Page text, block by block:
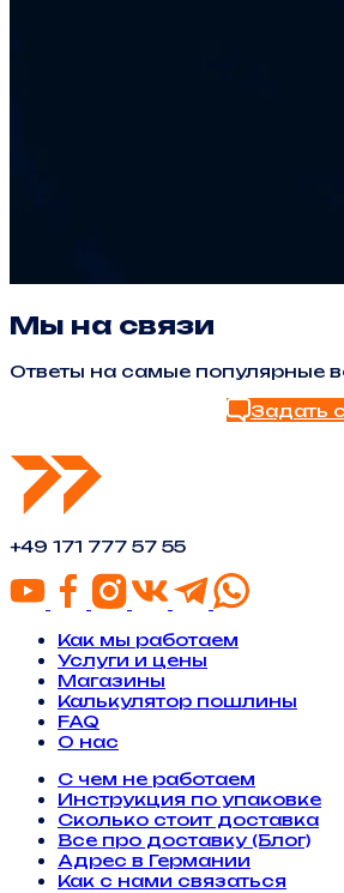
Мы на связи
Ответы на самые популярные
Задать
+49 171 777 57 55
Как мы работаем
Услуги и цены
Магазины
Калькулятор пошлины
FAQ
О нас
С чем не работаем
Инструкция по упаковке
Сколько стоит доставка
Все про доставку (Блог)
Адрес в Германии
Как с нами связаться